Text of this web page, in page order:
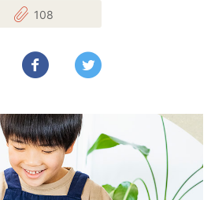
108
LINEで送る Facebookでシェアする